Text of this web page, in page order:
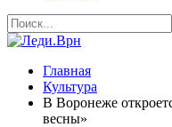
Главная
Культура
В Воронеже
весны»